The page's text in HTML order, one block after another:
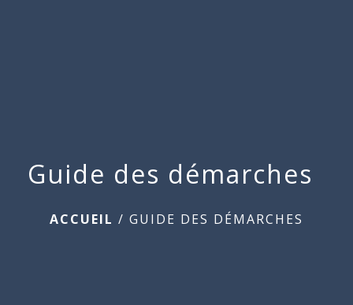
Guide des démarches
ACCUEIL / GUIDE DES DÉMARCHES